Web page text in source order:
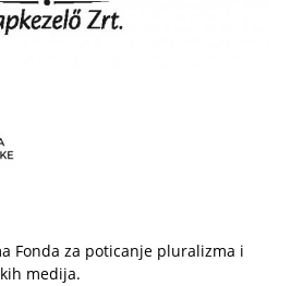
Fonda za poticanje pluralizma i
medija.